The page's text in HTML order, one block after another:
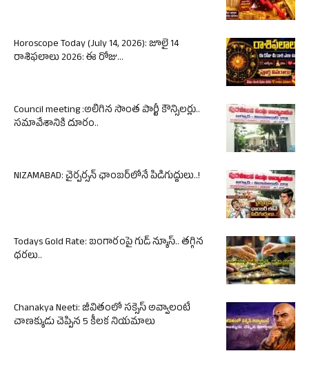
Horoscope Today (July 14, 2026): జూలై 14
రాశిఫలాలు 2026: ఈ రోజు...
Council meeting :అలిగిన సొంత పార్టీ కౌన్సిలర్లు..
సమావేశానికి దూరం..
NIZAMABAD: చైర్పర్సన్ ఛాంబర్‌లోనే పిడిగుద్దులు..!
Todays Gold Rate: బంగారంపై గుడ్ న్యూస్.. తగ్గిన
ధరలు..
Chanakya Neeti: జీవితంలో సక్సెస్ అవ్వాలంటే
చాణక్యుడు చెప్పిన 5 కీలక నియమాలు